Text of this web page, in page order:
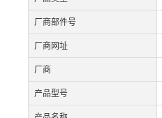
厂商部件号
厂商网址
厂商
产品型号